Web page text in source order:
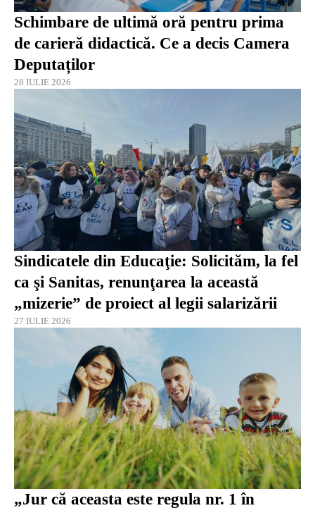
Schimbare de ultimă oră pentru prima
de carieră didactică. Ce a decis Camera
Deputaților
28 IULIE 2026
Sindicatele din Educaţie: Solicităm, la fel
ca şi Sanitas, renunţarea la această
„mizerie” de proiect al legii salarizării
27 IULIE 2026
„Jur că aceasta este regula nr. 1 în